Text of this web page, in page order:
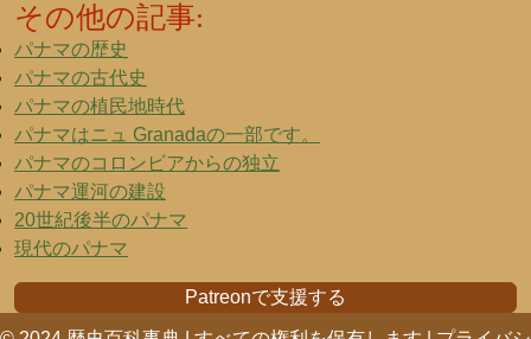
その他の記事:
パナマの歴史
パナマの古代史
パナマの植民地時代
パナマはニュ Granadaの一部です。
パナマのコロンビアからの独立
パナマ運河の建設
20世紀後半のパナマ
現代のパナマ
Patreonで支援する